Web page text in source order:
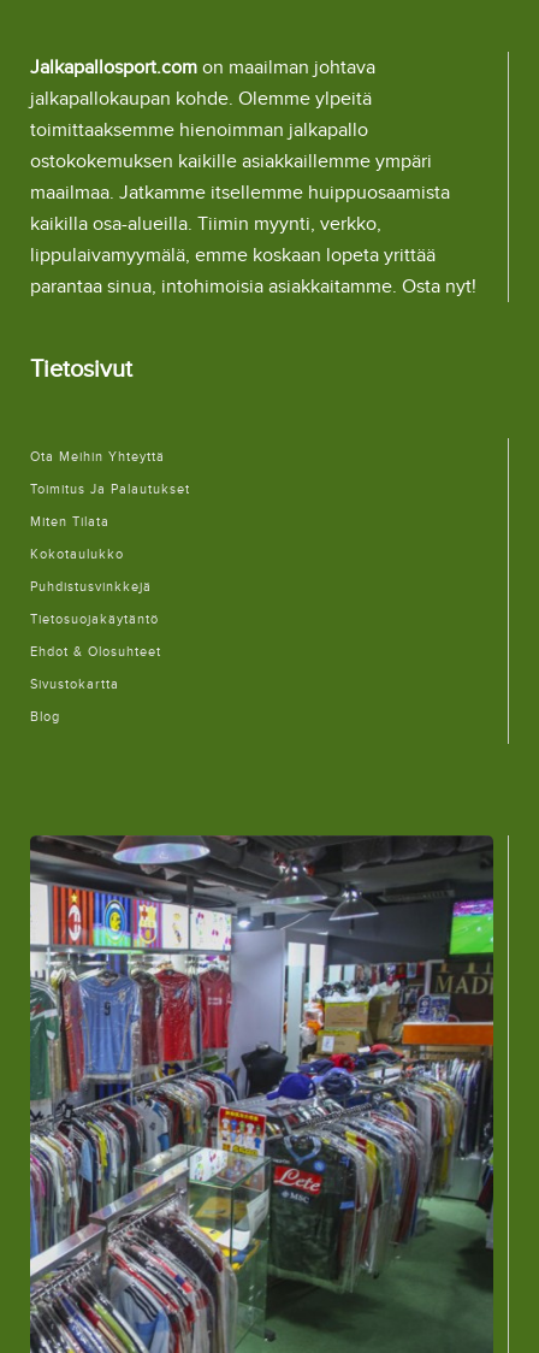
Jalkapallosport.com on maailman johtava
jalkapallokaupan kohde. Olemme ylpeitä
toimittaaksemme hienoimman jalkapallo
ostokokemuksen kaikille asiakkaillemme ympäri
maailmaa. Jatkamme itsellemme huippuosaamista
kaikilla osa-alueilla. Tiimin myynti, verkko,
lippulaivamyymälä, emme koskaan lopeta yrittää
parantaa sinua, intohimoisia asiakkaitamme. Osta nyt!
Tietosivut
Ota Meihin Yhteyttä
Toimitus Ja Palautukset
Miten Tilata
Kokotaulukko
Puhdistusvinkkejä
Tietosuojakäytäntö
Ehdot & Olosuhteet
Sivustokartta
Blog